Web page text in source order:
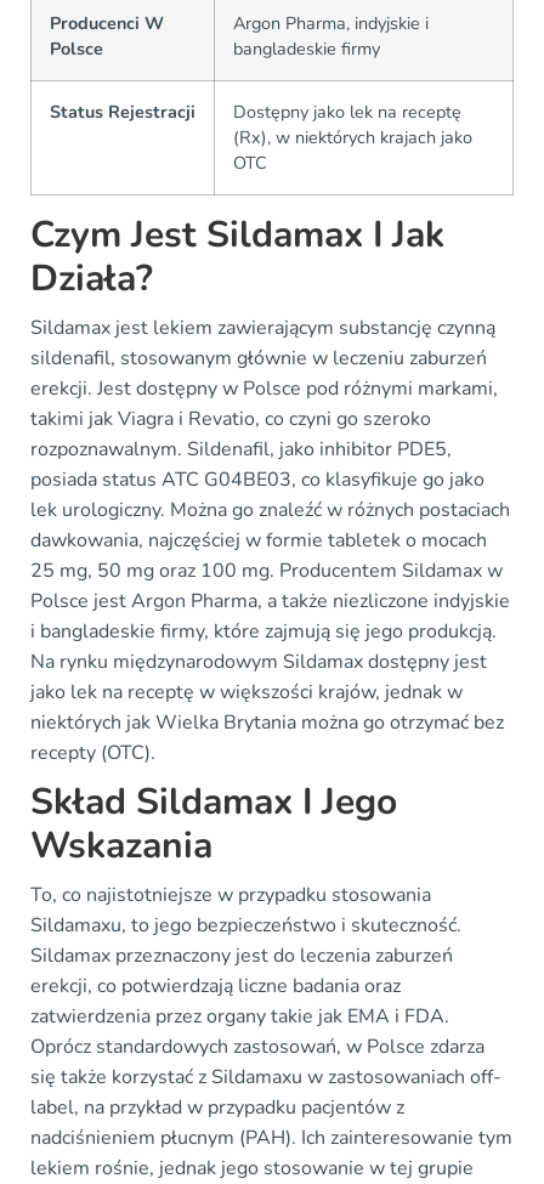
Producenci W
Polsce
Argon Pharma, indyjskie i
bangladeskie firmy
Status Rejestracji
Dostępny jako lek na receptę
(Rx), w niektórych krajach jako
OTC
Czym Jest Sildamax I Jak
Działa?
Sildamax jest lekiem zawierającym substancję czynną
sildenafil, stosowanym głównie w leczeniu zaburzeń
erekcji. Jest dostępny w Polsce pod różnymi markami,
takimi jak Viagra i Revatio, co czyni go szeroko
rozpoznawalnym. Sildenafil, jako inhibitor PDE5,
posiada status ATC G04BE03, co klasyfikuje go jako
lek urologiczny. Można go znaleźć w różnych postaciach
dawkowania, najczęściej w formie tabletek o mocach
25 mg, 50 mg oraz 100 mg. Producentem Sildamax w
Polsce jest Argon Pharma, a także niezliczone indyjskie
i bangladeskie firmy, które zajmują się jego produkcją.
Na rynku międzynarodowym Sildamax dostępny jest
jako lek na receptę w większości krajów, jednak w
niektórych jak Wielka Brytania można go otrzymać bez
recepty (OTC).
Skład Sildamax I Jego
Wskazania
To, co najistotniejsze w przypadku stosowania
Sildamaxu, to jego bezpieczeństwo i skuteczność.
Sildamax przeznaczony jest do leczenia zaburzeń
erekcji, co potwierdzają liczne badania oraz
zatwierdzenia przez organy takie jak EMA i FDA.
Oprócz standardowych zastosowań, w Polsce zdarza
się także korzystać z Sildamaxu w zastosowaniach off-
label, na przykład w przypadku pacjentów z
nadciśnieniem płucnym (PAH). Ich zainteresowanie tym
lekiem rośnie, jednak jego stosowanie w tej grupie